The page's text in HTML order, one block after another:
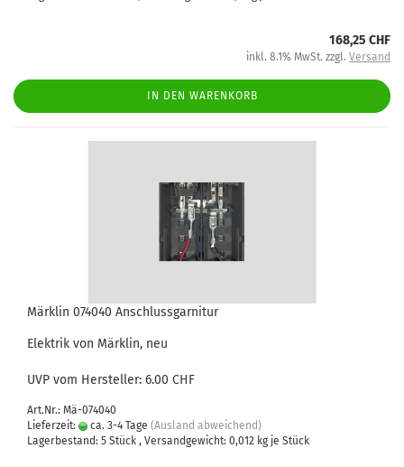
168,25 CHF
inkl. 8.1% MwSt. zzgl. Versand
IN DEN WARENKORB
Märklin 074040 Anschlussgarnitur
Elektrik von Märklin, neu
UVP vom Hersteller: 6.00 CHF
Art.Nr.: Mä-074040
Lieferzeit:
ca. 3-4 Tage (Ausland abweichend)
Lagerbestand: 5 Stück , Versandgewicht: 0,012 kg je Stück